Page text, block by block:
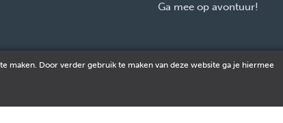
Ga mee op avontuur!
maken. Door verder gebruik te maken van deze website ga je hiermee